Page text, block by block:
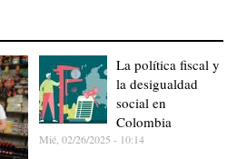
La política fiscal y
la desigualdad
social en
Colombia
Mié, 02/26/2025 - 10:14